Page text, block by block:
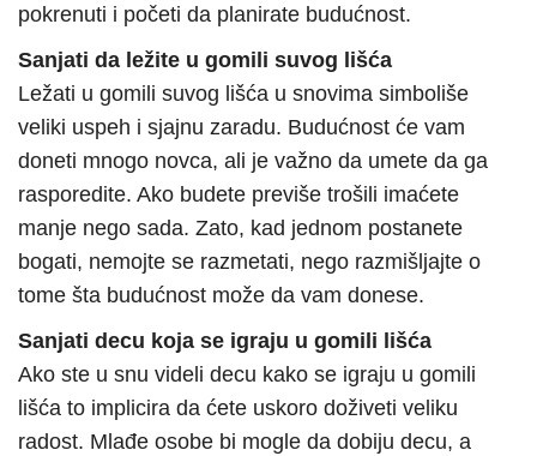
pokrenuti i početi da planirate budućnost.
Sanjati da ležite u gomili suvog lišća
Ležati u gomili suvog lišća u snovima simboliše
veliki uspeh i sjajnu zaradu. Budućnost će vam
doneti mnogo novca, ali je važno da umete da ga
rasporedite. Ako budete previše trošili imaćete
manje nego sada. Zato, kad jednom postanete
bogati, nemojte se razmetati, nego razmišljajte o
tome šta budućnost može da vam donese.
Sanjati decu koja se igraju u gomili lišća
Ako ste u snu videli decu kako se igraju u gomili
lišća to implicira da ćete uskoro doživeti veliku
radost. Mlađe osobe bi mogle da dobiju decu, a